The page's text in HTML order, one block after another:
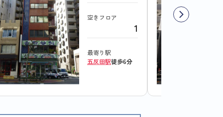
空きフロア
1
最寄り駅
五反田駅徒歩6分